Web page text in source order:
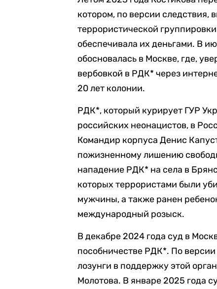
котором, по версии следствия,
террористической
обеспечивала их деньгами. В
обосновалась в Москве, где,
вербовкой в РДК* через
20 лет колонии.
РДК*, который курирует ГУР
российских неонацистов, в
Командир корпуса Денис
пожизненному лишению
нападение РДК* на села в
которых террористами были
мужчины, а также ранен
международный розыск.
В декабре 2024 года суд в
пособничестве РДК*. По
лозунги в поддержку этой
Молотова. В январе 2025 года